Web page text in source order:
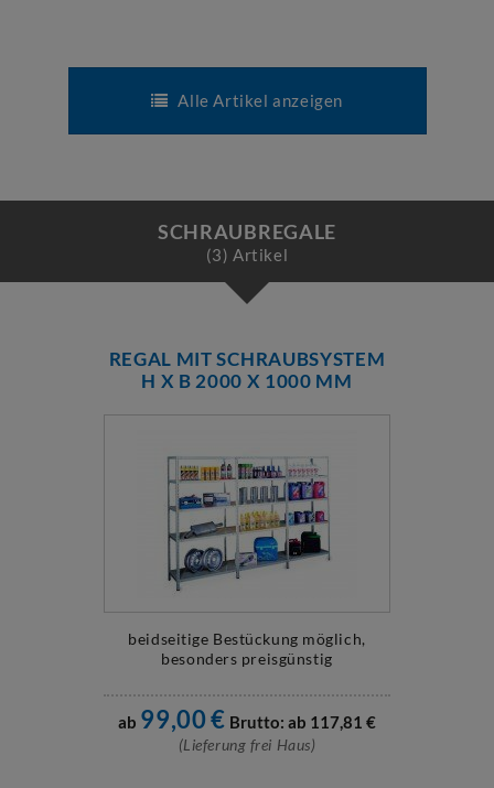
Alle Artikel anzeigen
SCHRAUBREGALE
(3) Artikel
REGAL MIT SCHRAUBSYSTEM
H X B 2000 X 1000 MM
beidseitige Bestückung möglich,
besonders preisgünstig
ab 99,00€ Brutto: ab 117,81 €
(Lieferung frei Haus)